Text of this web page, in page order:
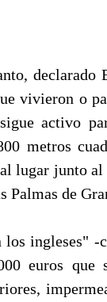
declarado
vivieron o
activo
metros
lugar junto
Palmas de
los ingleses"
euros que